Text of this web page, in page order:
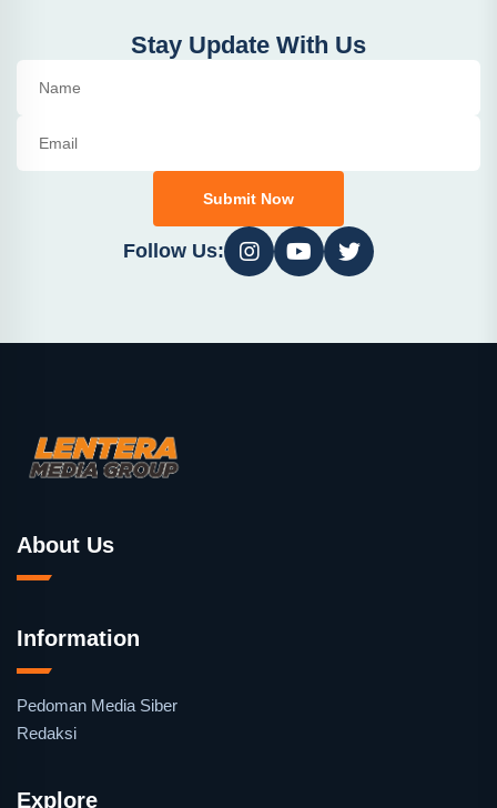
Stay Update With Us
Submit Now
Follow Us:
About Us
Information
Pedoman Media Siber
Redaksi
Explore